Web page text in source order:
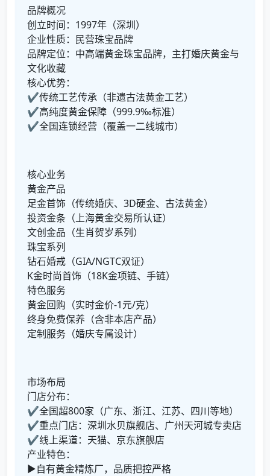
品牌概况
创立时间：1997年（深圳）
企业性质：民营珠宝品牌
品牌定位：中高端黄金珠宝品牌，主打婚庆黄金与
文化收藏
核心优势：
✔传统工艺传承（非遗古法黄金工艺）
✔高纯度黄金保障（999.9‰标准）
✔全国连锁经营（覆盖一二线城市）
核心业务
黄金产品
足金首饰（传统婚庆、3D硬金、古法黄金）
投资金条（上海黄金交易所认证）
文创金品（生肖贺岁系列）
珠宝系列
钻石婚戒（GIA/NGTC双证）
K金时尚首饰（18K金项链、手链）
特色服务
黄金回购（实时金价-1元/克）
终身免费保养（含非本店产品）
定制服务（婚庆专属设计）
市场布局
门店分布：
✔全国超800家（广东、浙江、江苏、四川等地）
✔重点门店：深圳水贝旗舰店、广州天河城专卖店
✔线上渠道：天猫、京东旗舰店
产业特色：
▶自有黄金精炼厂，品质把控严格